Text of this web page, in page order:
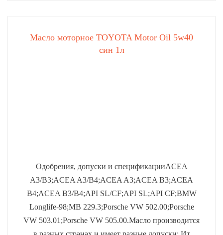
Масло моторное TOYOTA Motor Oil 5w40
син 1л
Одобрения, допуски и спецификацииACEA
A3/B3;ACEA A3/B4;ACEA A3;ACEA B3;ACEA
B4;ACEA B3/B4;API SL/CF;API SL;API CF;BMW
Longlife-98;MB 229.3;Porsche VW 502.00;Porsche
VW 503.01;Porsche VW 505.00.Масло производится